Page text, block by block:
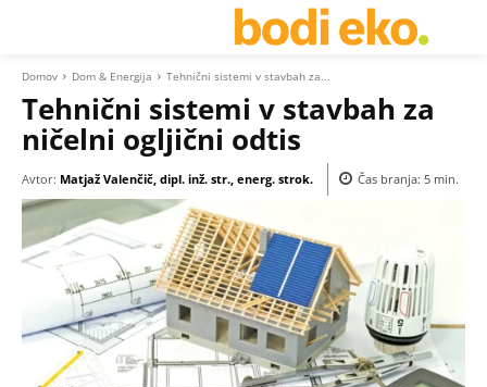
Domov Dom & Energija Tehnični sistemi v stavbah za...
Tehnični sistemi v stavbah za
ničelni ogljični odtis
Avtor: Matjaž Valenčič, dipl. inž. str., energ. strok. Čas branja: 5 min.